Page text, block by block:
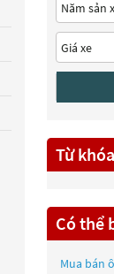
Từ
Có thể
Mua bán